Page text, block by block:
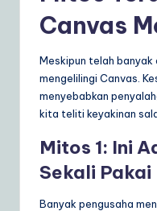
Canvas
Meskipun telah
mengelilingi Canvas.
menyebabkan
kita teliti keyakinan
Mitos 1: Ini
Sekali Pakai
Banyak pengusaha